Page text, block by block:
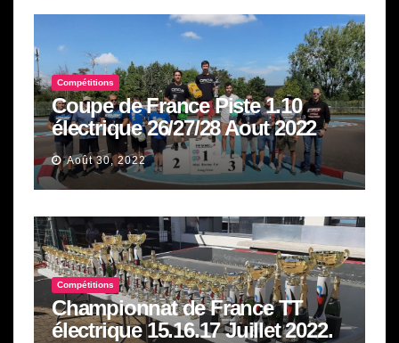
Compétitions
Coupe de France Piste 1.10
électrique 26/27/28 Aout 2022
Août 30, 2022
Compétitions
Championnat de France TT
électrique 15.16.17 Juillet 2022.